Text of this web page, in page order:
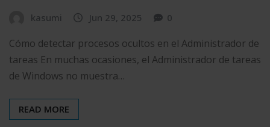
kasumi Jun 29, 2025 0
Cómo detectar procesos ocultos en el Administrador de
tareas En muchas ocasiones, el Administrador de tareas
de Windows no muestra…
READ MORE